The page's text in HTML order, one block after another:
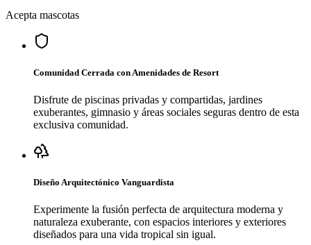
Acepta mascotas
Comunidad Cerrada con Amenidades de Resort
Disfrute de piscinas privadas y compartidas, jardines
exuberantes, gimnasio y áreas sociales seguras dentro de esta
exclusiva comunidad.
Diseño Arquitectónico Vanguardista
Experimente la fusión perfecta de arquitectura moderna y
naturaleza exuberante, con espacios interiores y exteriores
diseñados para una vida tropical sin igual.